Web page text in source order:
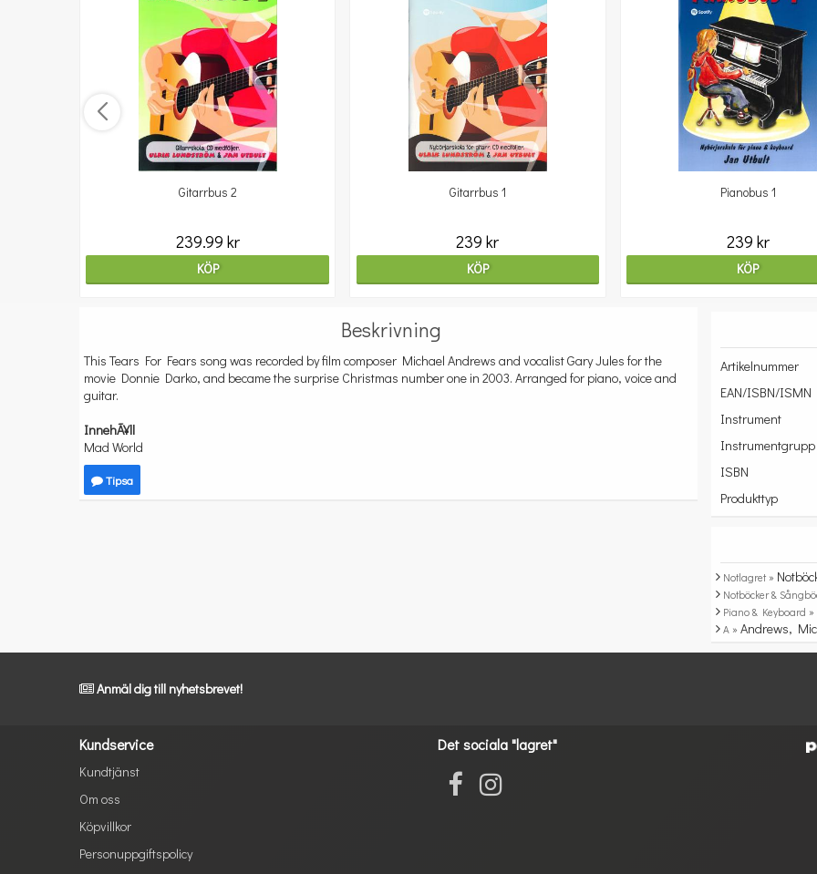
Gitarrbus 2
239.99 kr
KÖP
Gitarrbus 1
239 kr
KÖP
Pianobus 1
239 kr
KÖP
Beskrivning
This Tears For Fears song was recorded by film composer Michael Andrews and vocalist Gary Jules for the
movie Donnie Darko, and became the surprise Christmas number one in 2003. Arranged for piano, voice and
guitar.
InnehÃ¥ll
Mad World
Tipsa
Artikelnummer
EAN/ISBN/ISMN
Instrument
Instrumentgrupp
ISBN
Produkttyp
Notlagret »
Notböcker &
Piano & Keyboard »
A »Andrews,
Anmäl dig till nyhetsbrevet!
Kundservice
Kundtjänst
Om oss
Köpvillkor
Personuppgiftspolicy
Det sociala "lagret"